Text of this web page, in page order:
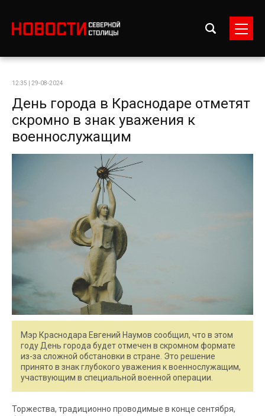
12:35 | 29-08-2024
День города в Краснодаре отметят
скромно в знак уважения к
военнослужащим
Мэр Краснодара Евгений Наумов сообщил, что в этом
году День города будет отмечен в скромном формате
из-за сложной обстановки в стране. Это решение
принято в знак глубокого уважения к военнослужащим,
участвующим в специальной военной операции.
Торжества, традиционно проводимые в конце сентября,